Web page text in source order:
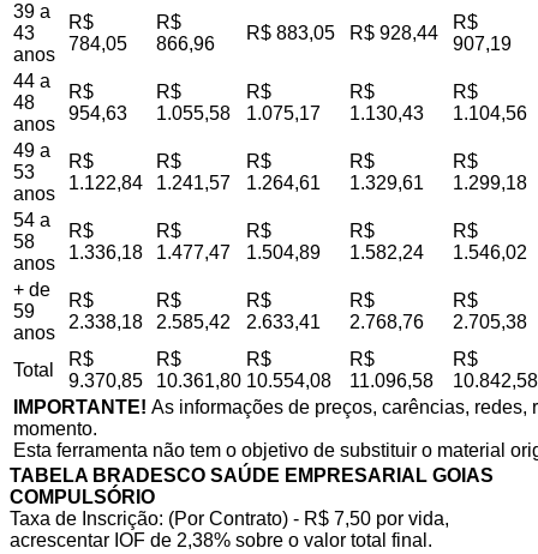
39 a
43
anos
R$
784,05
R$
866,96
R$ 883,05 R$ 928,44
R$
907,19
44 a
48
anos
R$
954,63
R$
1.055,58
R$
1.075,17
R$
1.130,43
R$
1.104,56
49 a
53
anos
R$
1.122,84
R$
1.241,57
R$
1.264,61
R$
1.329,61
R$
1.299,18
54 a
58
anos
R$
1.336,18
R$
1.477,47
R$
1.504,89
R$
1.582,24
R$
1.546,02
+ de
59
anos
R$
2.338,18
R$
2.585,42
R$
2.633,41
R$
2.768,76
R$
2.705,38
Total
R$
9.370,85
R$
10.361,80
R$
10.554,08
R$
11.096,58
R$
10.842,58
IMPORTANTE! As informações de preços, carências,
momento.
Esta ferramenta não tem o objetivo de substituir o material
TABELA BRADESCO SAÚDE EMPRESARIAL GOIAS
COMPULSÓRIO
Taxa de Inscrição: (Por Contrato) - R$ 7,50 por vida,
acrescentar IOF de 2,38% sobre o valor total final.